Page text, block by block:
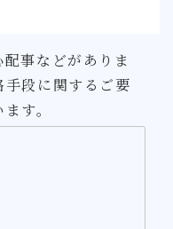
事などがありま
手段に関するご要
す。